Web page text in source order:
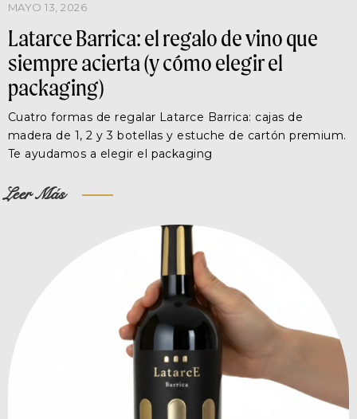
MAYO 13, 2026
Latarce Barrica: el regalo de vino que
siempre acierta (y cómo elegir el
packaging)
Cuatro formas de regalar Latarce Barrica: cajas de
madera de 1, 2 y 3 botellas y estuche de cartón premium.
Te ayudamos a elegir el packaging
Leer Más